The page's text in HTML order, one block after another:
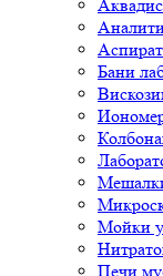
Бани
Мойки
Печи